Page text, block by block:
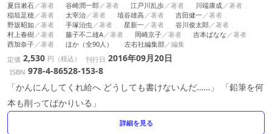
夏目漱石 谷崎潤一郎 江戸川乱歩
川端康成
稲垣足穂
太宰治 埴谷雄高
吉田健一
野坂昭如
手塚治虫 星新一
谷川俊太郎
村上春樹
藤子不二雄A 岡崎京子
吉本ばなな
西加奈子
ほか（全90人）
左右社編集部
定価 2,530 円（税込） 刊行日 2016年09月20日
ISBN 978-4-86528-153-8
「かんにんしてくれ給へ どうしても書けないんだ……」 「鉛筆を何
本も削ってばかりいる」
詳細を見る